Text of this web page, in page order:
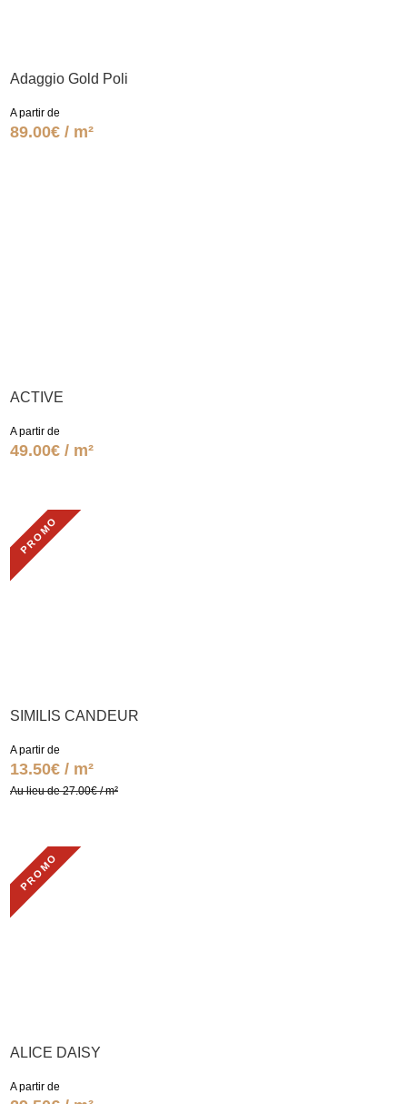
Adaggio Gold Poli
A partir de
89.00€ / m²
ACTIVE
A partir de
49.00€ / m²
PROMO
SIMILIS CANDEUR
A partir de
13.50€ / m²
Au lieu de 27.00€ / m²
PROMO
ALICE DAISY
A partir de